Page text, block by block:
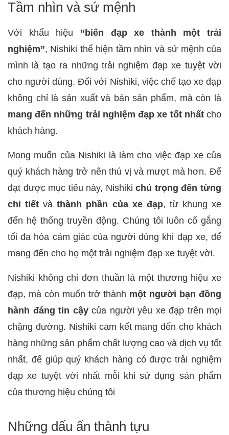
Tầm nhìn và sứ mệnh
Với khẩu hiệu “biến đạp xe thành một trải
nghiệm”, Nishiki thể hiện tầm nhìn và sứ mệnh của
mình là tạo ra những trải nghiệm đạp xe tuyệt vời
cho người dùng. Đối với Nishiki, việc chế tạo xe đạp
không chỉ là sản xuất và bán sản phẩm, mà còn là
mang đến những trải nghiệm đạp xe tốt nhấtcho
khách hàng.
Mong muốn của Nishiki là làm cho việc đạp xe của
quý khách hàng trở nên thú vị và mượt mà hơn. Để
đạt được mục tiêu này, Nishikichú trọng đến từng
chi tiết và thành phần của xe đạp, từ khung xe
đến hệ thống truyền động. Chúng tôi luôn cố gắng
tối đa hóa cảm giác của người dùng khi đạp xe, để
mang đến cho họ một trải nghiệm đạp xe tuyệt vời.
Nishiki không chỉ đơn thuần là một thương hiệu xe
đạp, mà còn muốn trở thành một người bạn đồng
hành đáng tin cậycủa người yêu xe đạp trên mọi
chặng đường. Nishiki cam kết mang đến cho khách
hàng những sản phẩm chất lượng cao và dịch vụ tốt
nhất, để giúp quý khách hàng có được trải nghiệm
đạp xe tuyệt vời nhất mỗi khi sử dụng sản phẩm
của thương hiệu chúng tôi
Những dấu ấn thành tựu